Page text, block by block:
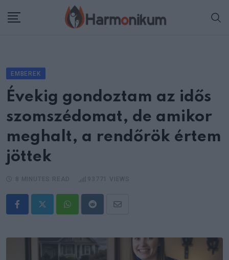
EMBEREK
Évekig gondoztam az idős
szomszédomat, de amikor
meghalt, a rendőrök értem
jöttek
WhatsappRedditShare
Email